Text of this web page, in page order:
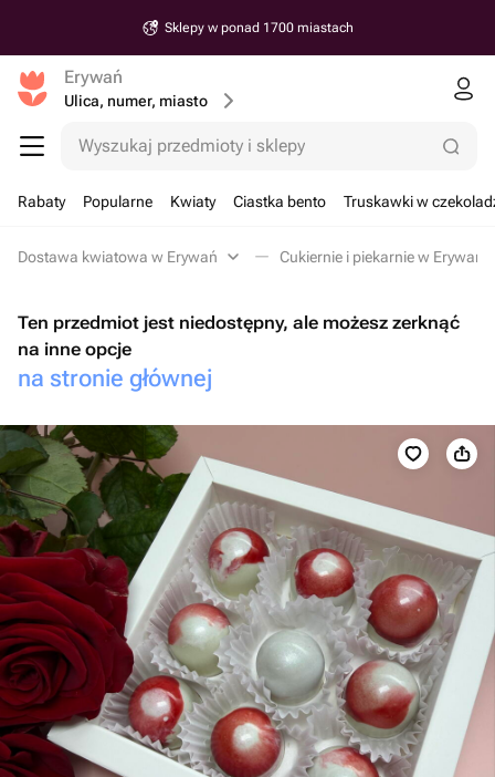
Sklepy w ponad 1700 miastach
Erywań
Ulica, numer, miasto
Wyszukaj przedmioty i sklepy
Rabaty Popularne Kwiaty Ciastka bento Truskawki w
Dostawa kwiatowa w Erywań Cukiernie i piekarnie w Erywań
Ten przedmiot jest niedostępny, ale możesz zerknąć
na inne opcje
na stronie głównej